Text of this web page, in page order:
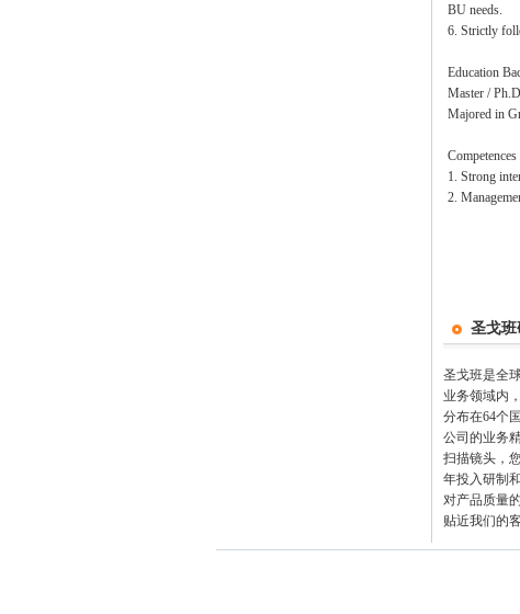
BU needs.
6. Strictly
Education
Master /
Majored in
1. Strong
2.
圣戈班
圣戈班是全
业务领域内
分布在64个
公司的业务
扫描镜头，
年投入研制
对产品质量
贴近我们的